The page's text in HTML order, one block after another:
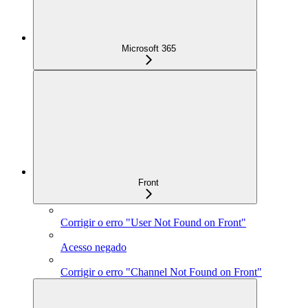
Microsoft 365
Front
Corrigir o erro "User Not Found on Front"
Acesso negado
Corrigir o erro "Channel Not Found on Front"